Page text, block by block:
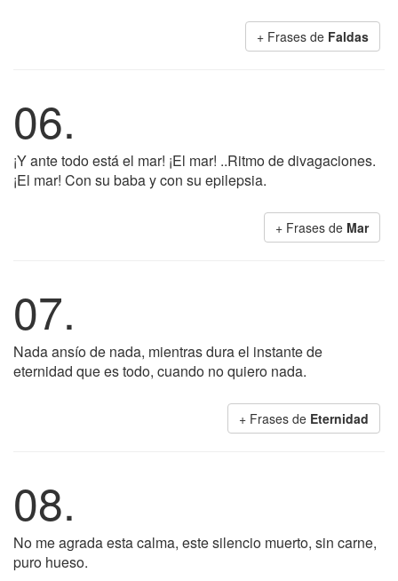
+ Frases de Faldas
06.
¡Y ante todo está el mar! ¡El mar! ..Ritmo de divagaciones.
¡El mar! Con su baba y con su epilepsia.
+ Frases de Mar
07.
Nada ansío de nada, mientras dura el instante de
eternidad que es todo, cuando no quiero nada.
+ Frases de Eternidad
08.
No me agrada esta calma, este silencio muerto, sin carne,
puro hueso.